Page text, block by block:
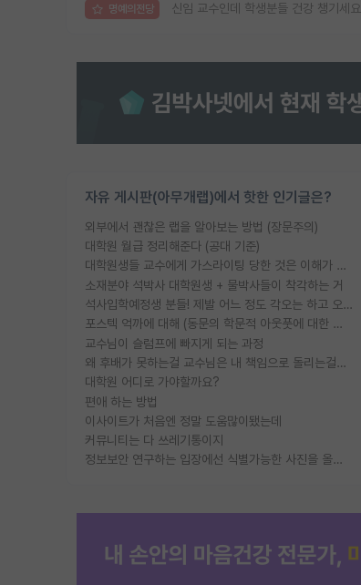
명예의전당 신임 교수인데 학생분들 건강 챙기세요
자유 게시판(아무개랩)에서 핫한 인기글은?
외부에서 괜찮은 랩을 알아보는 방법 (장문주의)
대학원 월급 정리해준다 (공대 기준)
대학원생들 교수에게 가스라이팅 당한 것은 이해가 갑니다. 안타깝네요.
소재분야 석박사 대학원생 + 물박사들이 착각하는 거
석사입학예정생 분들! 제발 어느 정도 각오는 하고 오세요.
포스텍 억까에 대해 (동문의 학문적 아웃풋에 대한 반박)
교수님이 슬럼프에 빠지게 되는 과정
왜 후배가 못하는걸 교수님은 내 책임으로 돌리는걸까요?
대학원 어디로 가야할까요?
편애 하는 방법
이사이트가 처음엔 정말 도움많이됐는데
커뮤니티는 다 쓰레기통이지
정보보안 연구하는 입장에선 식별가능한 사진을 올리는건 비추이긴함